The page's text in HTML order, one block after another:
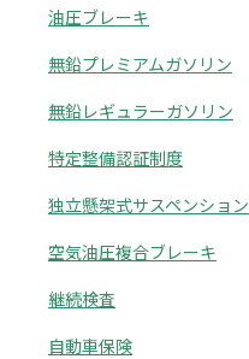
油圧ブレーキ
無鉛プレミアムガソリン
無鉛レギュラーガソリン
特定整備認証制度
独立懸架式サスペンション
空気油圧複合ブレーキ
継続検査
自動車保険